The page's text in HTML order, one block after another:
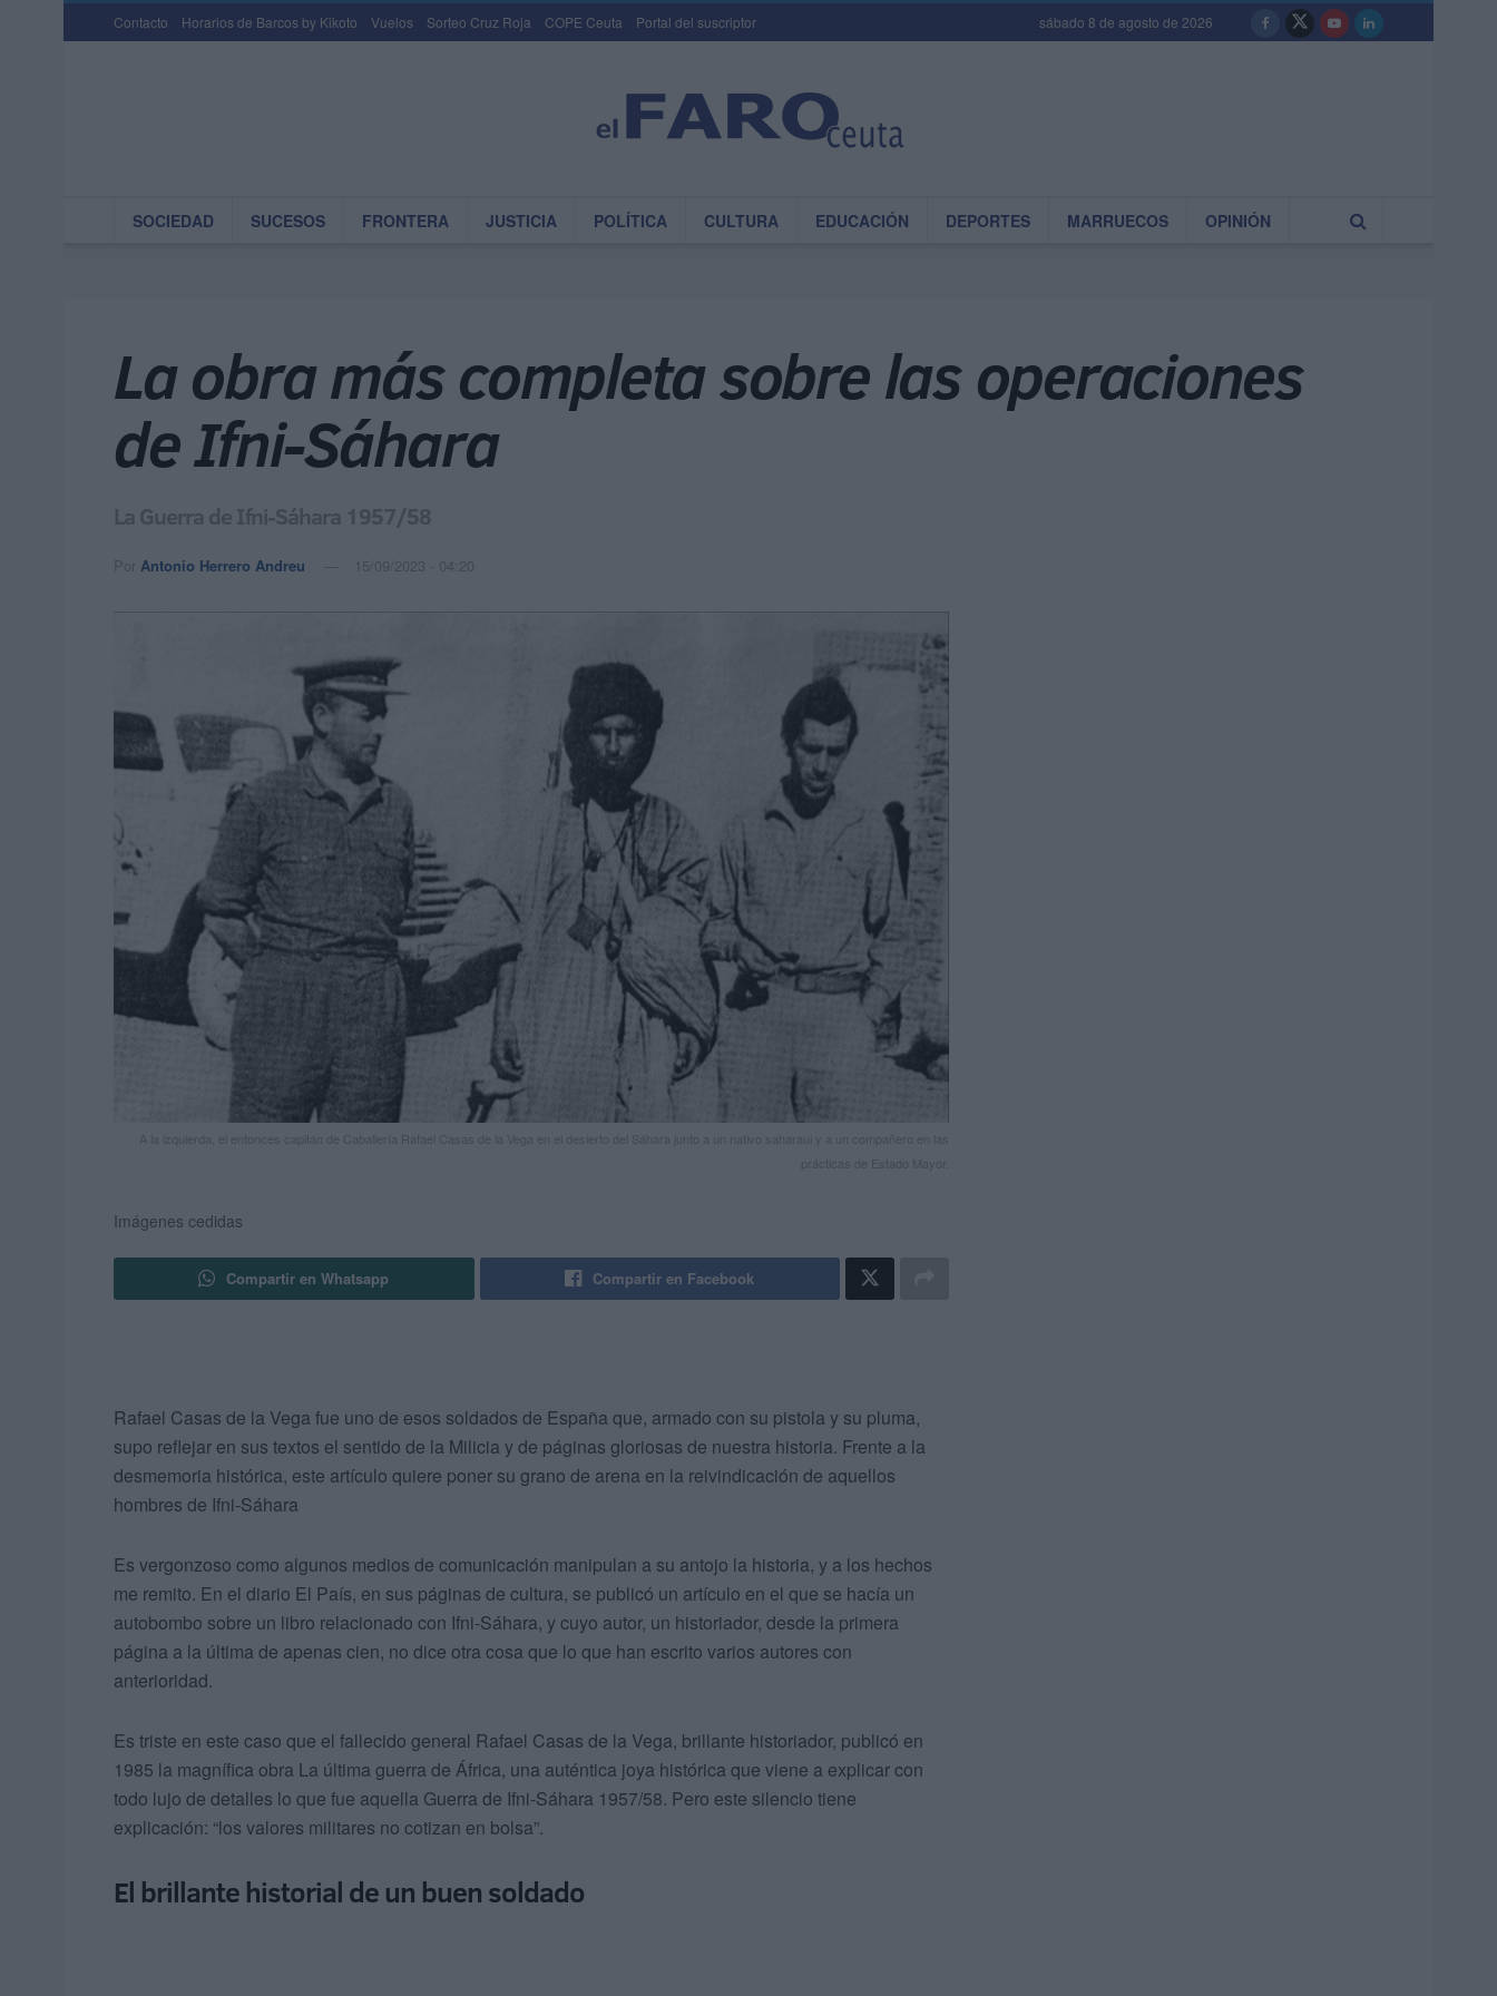
Contacto Horarios de Barcos by Kikoto Vuelos Sorteo Cruz Roja COPE Ceuta Portal del suscriptor sábado 8 de agosto de 2026
SOCIEDAD SUCESOS FRONTERA JUSTICIA POLÍTICA CULTURA EDUCACIÓN DEPORTES MARRUECOS OPINIÓN
La obra más completa sobre las operaciones
de Ifni-Sáhara
La Guerra de Ifni-Sáhara 1957/58
Por Antonio Herrero Andreu 15/09/2023 - 04:20
A la izquierda, el entonces capitán de Caballería Rafael Casas de la Vega en el desierto del Sáhara junto a un nativo saharaui y a un compañero en las
prácticas de Estado Mayor.
Imágenes cedidas
Compartir en Whatsapp Compartir en Facebook
Rafael Casas de la Vega fue uno de esos soldados de España que, armado con su pistola y su pluma,
supo reflejar en sus textos el sentido de la Milicia y de páginas gloriosas de nuestra historia. Frente a la
desmemoria histórica, este artículo quiere poner su grano de arena en la reivindicación de aquellos
hombres de Ifni-Sáhara
Es vergonzoso como algunos medios de comunicación manipulan a su antojo la historia, y a los hechos
me remito. En el diario El País, en sus páginas de cultura, se publicó un artículo en el que se hacía un
autobombo sobre un libro relacionado con Ifni-Sáhara, y cuyo autor, un historiador, desde la primera
página a la última de apenas cien, no dice otra cosa que lo que han escrito varios autores con
anterioridad.
Es triste en este caso que el fallecido general Rafael Casas de la Vega, brillante historiador, publicó en
1985 la magnífica obra La última guerra de África, una auténtica joya histórica que viene a explicar con
todo lujo de detalles lo que fue aquella Guerra de Ifni-Sáhara 1957/58. Pero este silencio tiene
explicación: “los valores militares no cotizan en bolsa”.
El brillante historial de un buen soldado